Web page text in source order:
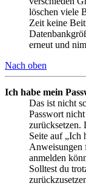
löschen viele
Zeit keine
erneut und
Nach oben
Ich habe mein
Das ist nicht
Passwort
zurücksetzen.
Seite auf „Ich
Anweisungen
anmelden
Solltest du